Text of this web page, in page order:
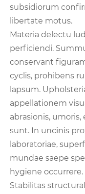
subsidiorum
libertate motus.
Materia delectu
perficiendi.
conservant
cyclis, prohibens
lapsum.
appellationem
abrasionis,
sunt. In uncinis
laboratoriae,
mundae saepe
hygiene occurrere.
Stabilitas